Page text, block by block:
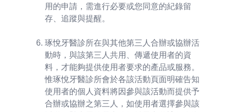
用的申請，需進行必要或您同意的紀錄留
存、追蹤與提醒。
琢悅牙醫診所在與其他第三人合辦或協辦活
動時，與該第三人共用、傳遞使用者的資
料，才能夠提供使用者要求的產品或服務。
惟琢悅牙醫診所會於各該活動頁面明確告知
使用者的個人資料將因參與該活動而提供予
合辦或協辦之第三人，如使用者選擇參與該